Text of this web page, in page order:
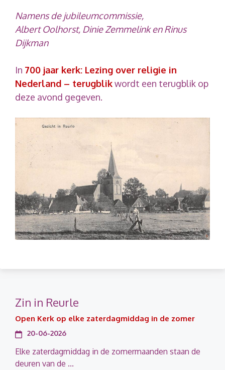
Namens de jubileumcommissie,
Albert Oolhorst, Dinie Zemmelink en Rinus
Dijkman
In 700 jaar kerk: Lezing over religie in
Nederland – terugblikwordt een terugblik op
deze avond gegeven.
Zin in Reurle
Open Kerk op elke zaterdagmiddag in de zomer
20-06-2026
Elke zaterdagmiddag in de zomermaanden staan de
deuren van de ...